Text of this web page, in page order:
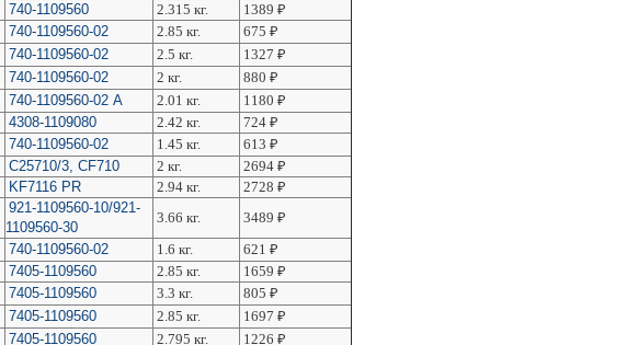
740-1109560 2.315 кг. 1389 ₽
740-1109560-02 2.85 кг. 675 ₽
740-1109560-02 2.5 кг. 1327 ₽
740-1109560-02 2 кг. 880 ₽
740-1109560-02 А 2.01 кг. 1180 ₽
4308-1109080 2.42 кг. 724 ₽
740-1109560-02 1.45 кг. 613 ₽
C25710/3, CF710 2 кг. 2694 ₽
KF7116 PR 2.94 кг. 2728 ₽
921-1109560-10/921-
1109560-30
3.66 кг. 3489 ₽
740-1109560-02 1.6 кг. 621 ₽
7405-1109560 2.85 кг. 1659 ₽
7405-1109560 3.3 кг. 805 ₽
7405-1109560 2.85 кг. 1697 ₽
7405-1109560 2.795 кг. 1226 ₽